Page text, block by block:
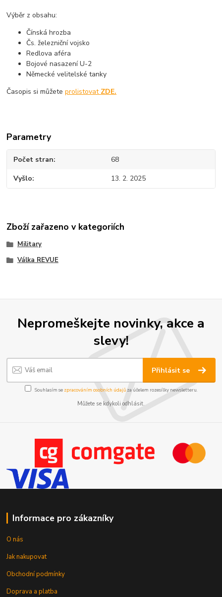
Výběr z obsahu:
Čínská hrozba
Čs. železniční vojsko
Redlova aféra
Bojové nasazení U-2
Německé velitelské tanky
Časopis si můžeteprolistovat ZDE.
Parametry
Počet stran 68
Vyšlo 13. 2. 2025
Zboží zařazeno v kategoriích
Military
Válka REVUE
Nepromeškejte novinky, akce a
slevy!
Přihlásit se
Souhlasím se zpracováním osobních údajůza účelem rozesílky newsletteru.
Můžete se kdykoli odhlásit.
Informace pro zákazníky
O nás
Jak nakupovat
Obchodní podmínky
Doprava a platba